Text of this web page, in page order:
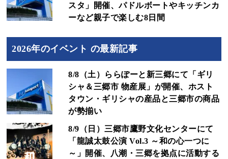
スタ」開催、パドルボートやキッチンカ
ーなど親子で楽しむ8日間
2026年のイベント の最新記事
8/8（土）ららぽーと新三郷にて「ギリ
シャ＆三郷市 物産展」が開催、ホスト
タウン・ギリシャの産品と三郷市の商品
が勢揃い
8/9（日）三郷市鷹野文化センターにて
「龍誠太鼓公演 Vol.3 ～和の心一つに
～」開催、八潮・三郷を拠点に活動する